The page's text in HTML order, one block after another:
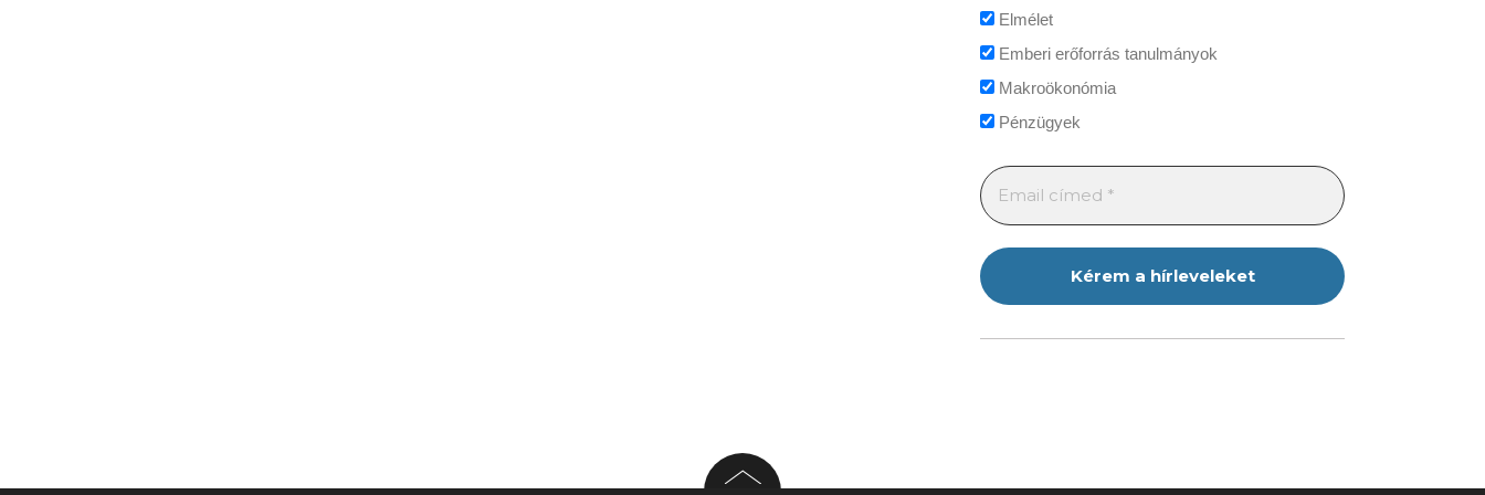
Elmélet
Emberi erőforrás tanulmányok
Makroökonómia
Pénzügyek